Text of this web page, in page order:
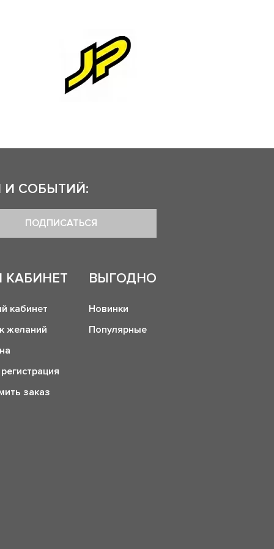
И СОБЫТИЙ:
ПОДПИСАТЬСЯ
кабинет
желаний
заказ
ВЫГОДНО
Новинки
Популярные